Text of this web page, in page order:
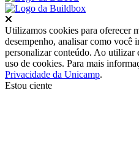
Utilizamos cookies para oferecer
desempenho, analisar como você
personalizar conteúdo. Ao utilizar
uso de cookies. Para mais
Privacidade da Unicamp.
Estou ciente